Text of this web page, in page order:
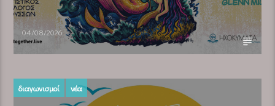
04/08/2026
διαγωνισμοί νέα